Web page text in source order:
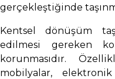
gerçekleştiğinde
Kentsel dönüşüm
edilmesi gereken
korunmasıdır.
mobilyalar,